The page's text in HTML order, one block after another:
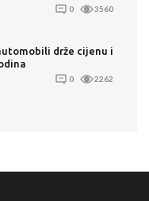
0 3560
drže cijenu i
0 2262